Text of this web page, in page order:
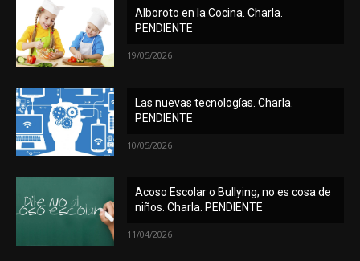
Alboroto en la Cocina. Charla.
PENDIENTE
19/05/2026
Las nuevas tecnologías. Charla.
PENDIENTE
10/05/2026
Acoso Escolar o Bullying, no es cosa de
niños. Charla. PENDIENTE
11/04/2026